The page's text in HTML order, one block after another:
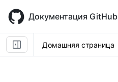
main
content
Документация GitHub
Домашняя страница